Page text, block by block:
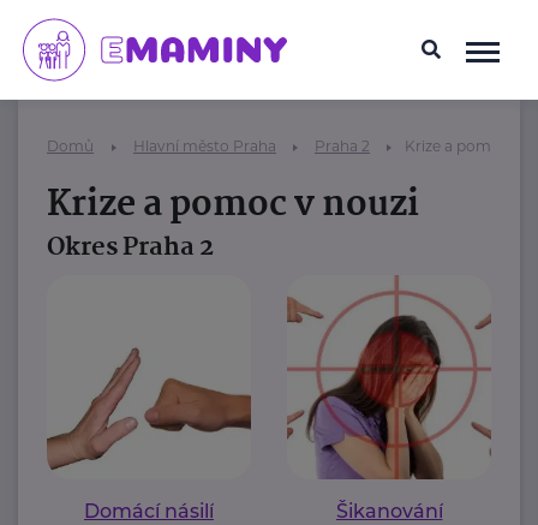
Domů Hlavní město Praha Praha 2 Krize a pomoc v
Krize a pomoc v nouzi
Okres Praha 2
Domácí násilí Šikanování